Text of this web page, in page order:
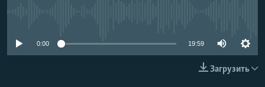
ELIFBE
0:00 19:59
Загрузить